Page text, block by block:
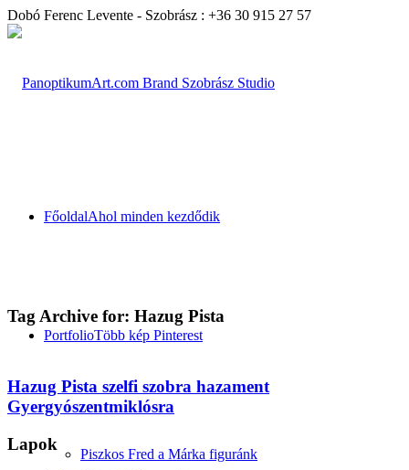
Dobó Ferenc Levente - Szobrász : +36 30 915 27 57
FőoldalAhol minden kezdődik
PortfolioTöbb kép Pinterest
Piszkos Fred a Márka figuránk
Tag Archive for: Hazug Pista
Hazug Pista szelfi szobra hazament
Gyergyószentmiklósra
Lapok